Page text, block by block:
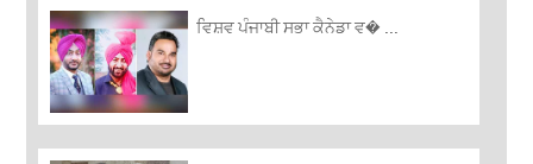
ਵਿਸ਼ਵ ਪੰਜਾਬੀ ਸਭਾ ਕੈਨੇਡਾ ਵ� ...